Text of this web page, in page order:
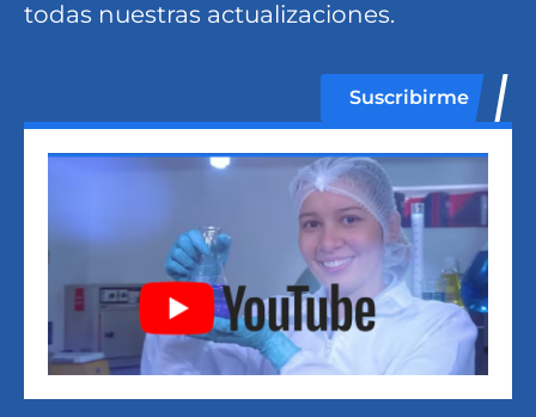
todas nuestras actualizaciones.
Suscribirme